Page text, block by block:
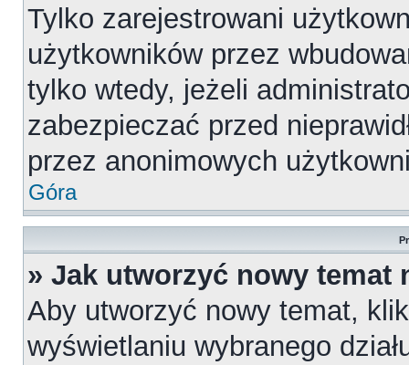
Tylko zarejestrowani
użytkowników przez
tylko wtedy, jeżeli
zabezpieczać przed
przez anonimowych
Góra
» Jak utworzyć nowy temat
Aby utworzyć nowy temat,
wyświetlaniu wybranego